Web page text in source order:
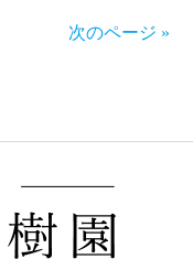
次のページ »